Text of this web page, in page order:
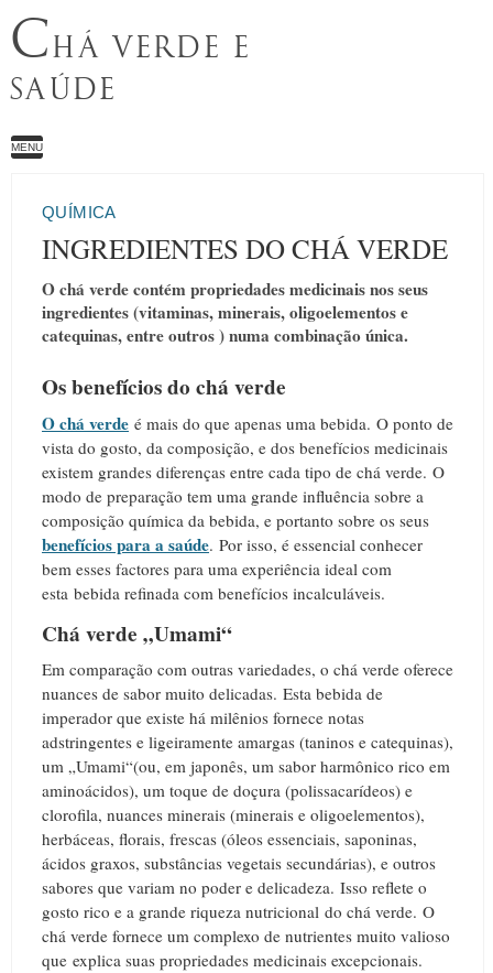
CHÁ VERDE E
SAÚDE
MENU
QUÍMICA
INGREDIENTES DO CHÁ VERDE
O chá verde contém propriedades medicinais nos seus
ingredientes (vitaminas, minerais, oligoelementos e
catequinas, entre outros ) numa combinação única.
Os benefícios do chá verde
O chá verde é mais do que apenas uma bebida. O ponto de
vista do gosto, da composição, e dos benefícios medicinais
existem grandes diferenças entre cada tipo de chá verde. O
modo de preparação tem uma grande influência sobre a
composição química da bebida, e portanto sobre os seus
benefícios para a saúde. Por isso, é essencial conhecer
bem esses factores para uma experiência ideal com
esta bebida refinada com benefícios incalculáveis.
Chá verde „Umami“
Em comparação com outras variedades, o chá verde oferece
nuances de sabor muito delicadas. Esta bebida de
imperador que existe há milênios fornece notas
adstringentes e ligeiramente amargas (taninos e catequinas),
um „Umami“(ou, em japonês, um sabor harmônico rico em
aminoácidos), um toque de doçura (polissacarídeos) e
clorofila, nuances minerais (minerais e oligoelementos),
herbáceas, florais, frescas (óleos essenciais, saponinas,
ácidos graxos, substâncias vegetais secundárias), e outros
sabores que variam no poder e delicadeza. Isso reflete o
gosto rico e a grande riqueza nutricional do chá verde. O
chá verde fornece um complexo de nutrientes muito valioso
que explica suas propriedades medicinais excepcionais.